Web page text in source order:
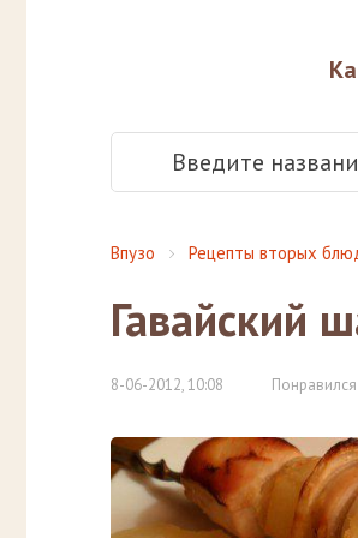
Впузо Рецепты вторых
Гавайский
8-06-2012, 10:08